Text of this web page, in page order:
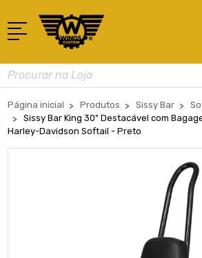
Busca
Página inicial Produtos Sissy Bar
Sissy Bar King 30" Destacável com
Harley-Davidson Softail - Preto